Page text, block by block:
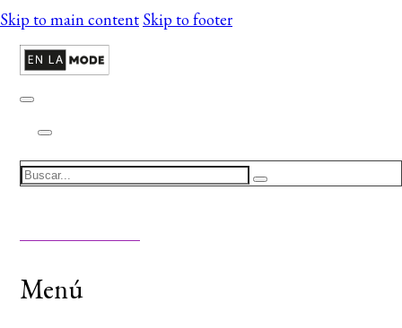
Skip to main content Skip to footer
Search
Menú